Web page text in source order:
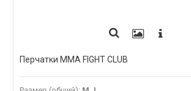
Перчатки MMA FIGHT CLUB